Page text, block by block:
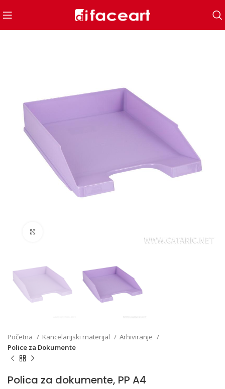
Početna Kancelarijski materijal
Arhiviranje
Police za Dokumente
Polica za dokumente, PP A4